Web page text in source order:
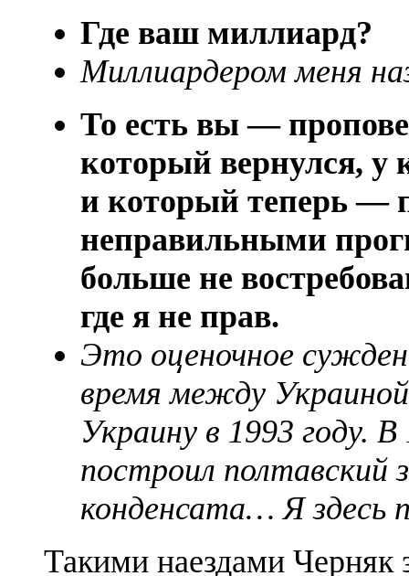
Где ваш миллиард?
Миллиардером меня
То есть вы —
который вернулся, у
и который теперь —
неправильными
больше не
где я не прав.
Это оценочное
время между
Украину в 1993 году.
построил полтавский
конденсата… Я здесь
Такими наездами Черняк